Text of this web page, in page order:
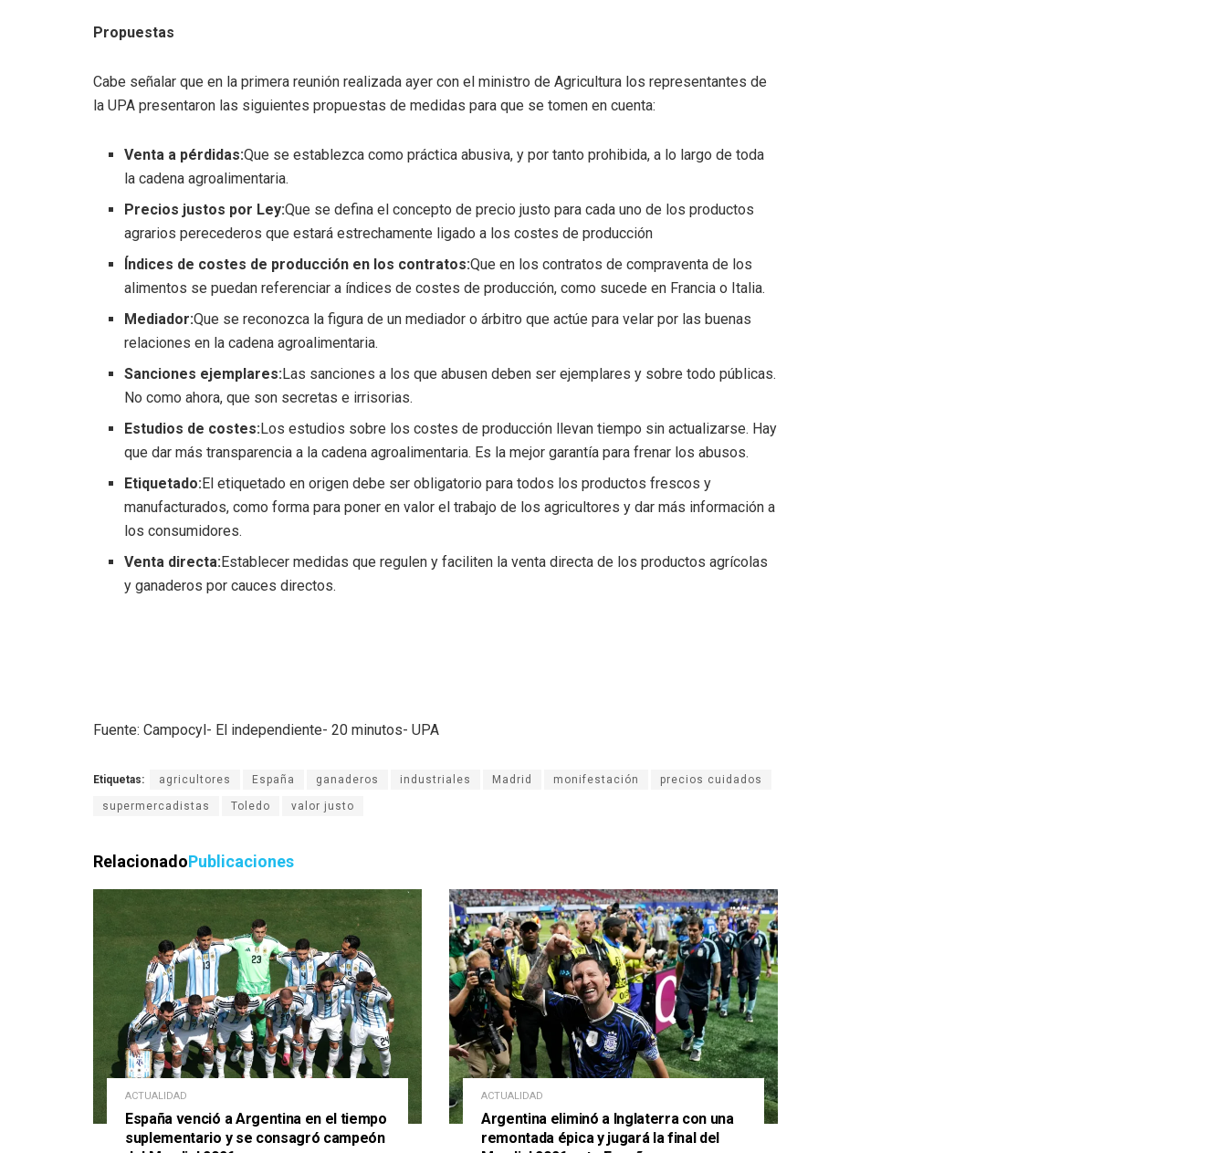
Propuestas
Cabe señalar que en la primera reunión realizada ayer con el ministro de Agricultura los representantes de
la UPA presentaron las siguientes propuestas de medidas para que se tomen en cuenta:
Venta a pérdidas:Que se establezca como práctica abusiva, y por tanto prohibida, a lo largo de toda
la cadena agroalimentaria.
Precios justos por Ley:Que se defina el concepto de precio justo para cada uno de los productos
agrarios perecederos que estará estrechamente ligado a los costes de producción
Índices de costes de producción en los contratos:Que en los contratos de compraventa de los
alimentos se puedan referenciar a índices de costes de producción, como sucede en Francia o Italia.
Mediador:Que se reconozca la figura de un mediador o árbitro que actúe para velar por las buenas
relaciones en la cadena agroalimentaria.
Sanciones ejemplares:Las sanciones a los que abusen deben ser ejemplares y sobre todo públicas.
No como ahora, que son secretas e irrisorias.
Estudios de costes:Los estudios sobre los costes de producción llevan tiempo sin actualizarse. Hay
que dar más transparencia a la cadena agroalimentaria. Es la mejor garantía para frenar los abusos.
Etiquetado:El etiquetado en origen debe ser obligatorio para todos los productos frescos y
manufacturados, como forma para poner en valor el trabajo de los agricultores y dar más información a
los consumidores.
Venta directa:Establecer medidas que regulen y faciliten la venta directa de los productos agrícolas
y ganaderos por cauces directos.
Fuente: Campocyl- El independiente- 20 minutos- UPA
Etiquetas: agricultores España ganaderos industriales Madrid monifestación precios cuidados
supermercadistas Toledo valor justo
RelacionadoPublicaciones
ACTUALIDAD
España venció a Argentina en el tiempo
suplementario y se consagró campeón
ACTUALIDAD
Argentina eliminó a Inglaterra con una
remontada épica y jugará la final del